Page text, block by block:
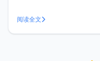
厂家很少，都是一些小厂
认证，质量参差不齐，让
阅读全文